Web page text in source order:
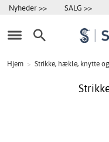
Nyheder >> SALG >>
Hjem > Strikke, hækle, knytte